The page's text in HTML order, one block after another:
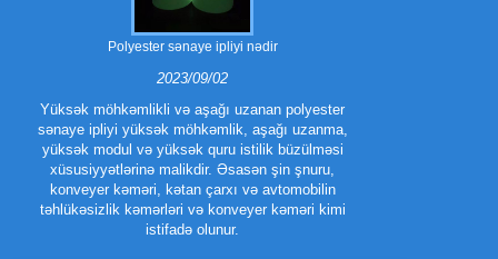
Polyester sənaye ipliyi nədir
2023/09/02
Yüksək möhkəmlikli və aşağı uzanan polyester
sənaye ipliyi yüksək möhkəmlik, aşağı uzanma,
yüksək modul və yüksək quru istilik büzülməsi
xüsusiyyətlərinə malikdir. Əsasən şin şnuru,
konveyer kəməri, kətan çarxı və avtomobilin
təhlükəsizlik kəmərləri və konveyer kəməri kimi
istifadə olunur.